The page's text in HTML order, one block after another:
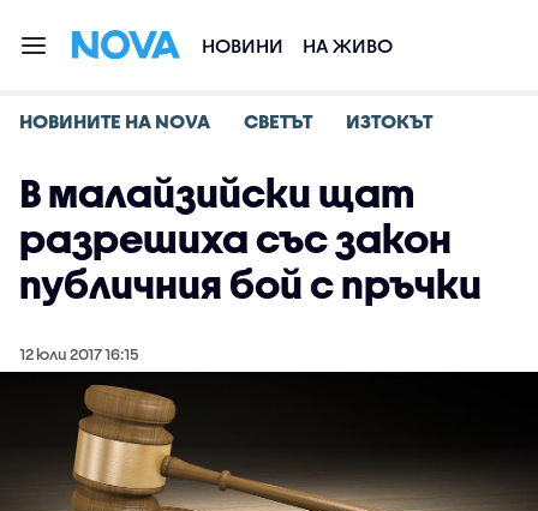
НОВИНИ НА ЖИВО
НОВИНИТЕ НА NOVA СВЕТЪТ ИЗТОКЪТ
В малайзийски щат
разрешиха със закон
публичния бой с пръчки
12 юли 2017 16:15